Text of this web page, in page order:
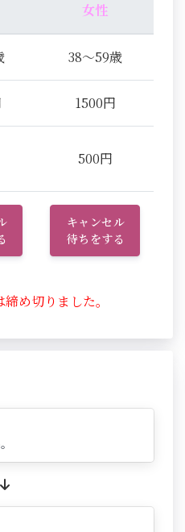
女性
38～59歳
1500円
500円
キャンセル
待ちをする
め切りました。